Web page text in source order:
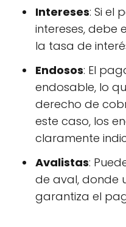
Intereses: Si el
intereses, debe
la tasa de
Endosos: El
endosable, lo
derecho de
este caso, los
claramente
Avalistas:
de aval, donde
garantiza el